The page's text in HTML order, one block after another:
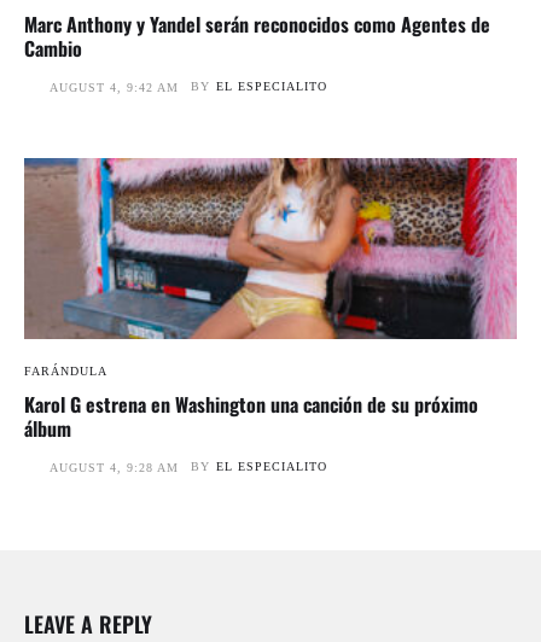
Marc Anthony y Yandel serán reconocidos como Agentes de
Cambio
AUGUST 4, 9:42 AM BY EL ESPECIALITO
FARÁNDULA
Karol G estrena en Washington una canción de su próximo
álbum
AUGUST 4, 9:28 AM BY EL ESPECIALITO
LEAVE A REPLY